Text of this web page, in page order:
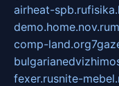
airheat-spb.ru
demo.home.nov.ru
comp-land.org
fexer.rusnite-